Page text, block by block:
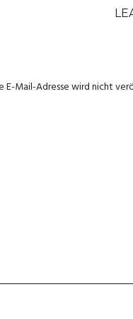
E-Mail-Adresse wird nicht